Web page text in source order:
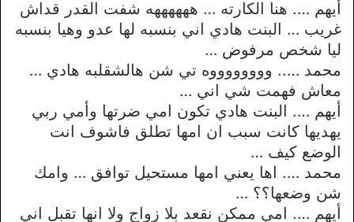
أيهم …. هنا الكارته … ههههههه شفت القدر قداش
غريب … البنت هادي اني بنسبه لها عدو وهيا بنسبه
ليا شخص مرفوض …
محمد ….. ووووووووه تي شن هالشقلبه هادي …
معاش فهمت شي اني …
أيهم …. البنت هادي تكون امي ضرتها وأمي ربي
يهديها كانت سبب ان امها تطلق فاشوف انت
الوضع كيف …
محمد …. اها يعني امها مستحيل توافق … وامك
شن وضعها؟؟ …
أيهم …. امي ممكن نقعد بلا زواج ولا انها تقبل اني